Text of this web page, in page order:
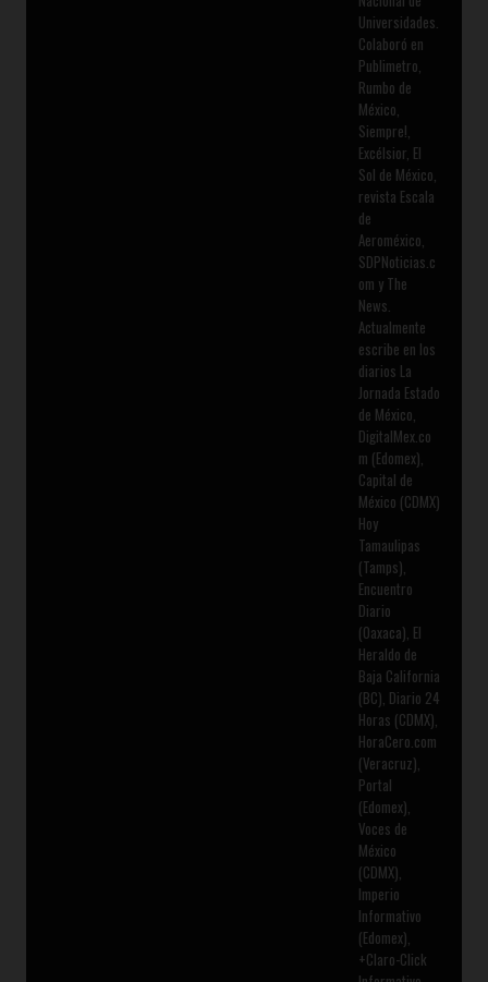
Universidades.
Colaboró en
Publimetro,
Rumbo de
México,
Siempre!,
Excélsior, El
Sol de México,
revista Escala
de
Aeroméxico,
SDPNoticias.c
om y The
News.
Actualmente
escribe en los
diarios La
Jornada Estado
de México,
DigitalMex.co
m (Edomex),
Capital de
México (CDMX)
Hoy
Tamaulipas
(Tamps),
Encuentro
Diario
(Oaxaca), El
Heraldo de
Baja California
(BC), Diario 24
Horas (CDMX),
HoraCero.com
(Veracruz),
Portal
(Edomex),
Voces de
México
(CDMX),
Imperio
Informativo
(Edomex),
+Claro-Click